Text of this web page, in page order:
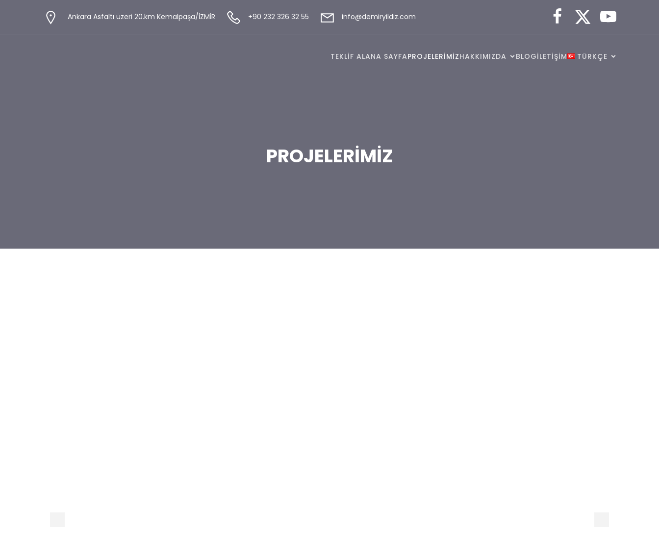
Ankara Asfaltı üzeri 20.km Kemalpaşa/İZMİR +90 232 326 32 55 info@demiryildiz.com
TEKLİF ALANA SAYFAPROJELERİMİZHAKKIMIZDA BLOGİLETİŞİM TÜRKÇE
PROJELERİMİZ